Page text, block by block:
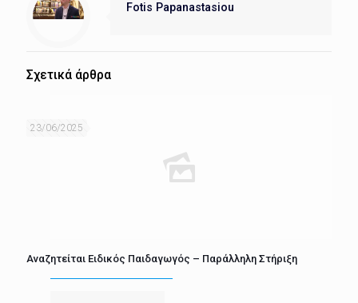
Fotis Papanastasiou
Σχετικά άρθρα
23/06/2025
Αναζητείται Ειδικός Παιδαγωγός – Παράλληλη Στήριξη